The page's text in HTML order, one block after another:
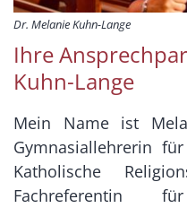
Dr. Melanie Kuhn-Lange
Ihre
Kuhn-Lange
Mein Name ist
Gymnasiallehrerin
Katholische
Fachreferentin